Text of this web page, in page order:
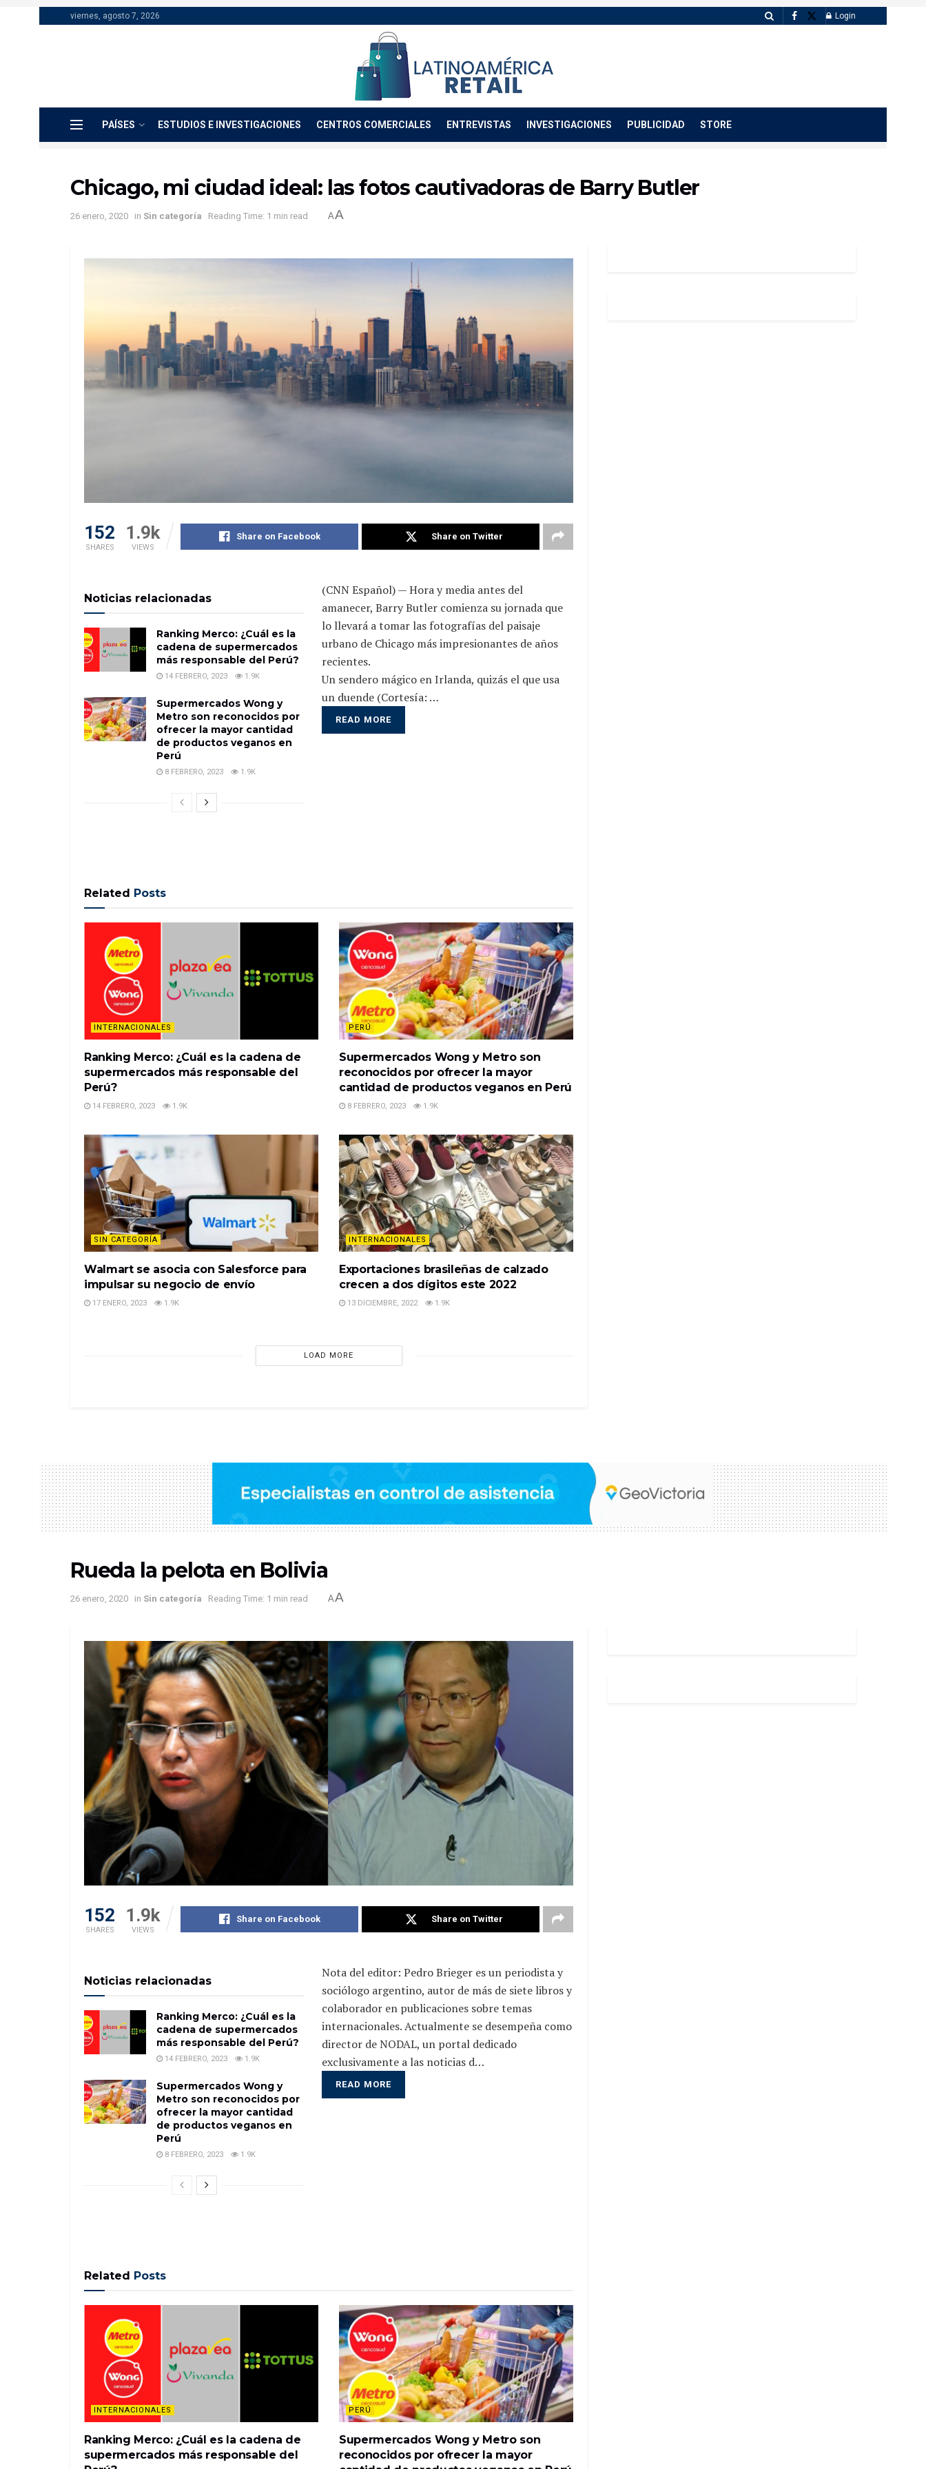
viernes, agosto 7, 2026 Login
PAÍSES ESTUDIOS E INVESTIGACIONES CENTROS COMERCIALES ENTREVISTAS INVESTIGACIONES PUBLICIDAD STORE
Chicago, mi ciudad ideal: las fotos cautivadoras de Barry Butler
26 enero, 2020 in Sin categoría Reading Time: 1 min read AA
152
SHARES
1.9k
VIEWS
Share on Facebook Share on Twitter
Noticias relacionadas
Ranking Merco: ¿Cuál es la
cadena de supermercados
más responsable del Perú?
14 FEBRERO, 2023 1.9K
Supermercados Wong y
Metro son reconocidos por
ofrecer la mayor cantidad
de productos veganos en
Perú
8 FEBRERO, 2023 1.9K
(CNN Español) — Hora y media antes del
amanecer, Barry Butler comienza su jornada que
lo llevará a tomar las fotografías del paisaje
urbano de Chicago más impresionantes de años
recientes.
Un sendero mágico en Irlanda, quizás el que usa
un duende (Cortesía: …
READ MORE
Related Posts
INTERNACIONALES
Ranking Merco: ¿Cuál es la cadena de
supermercados más responsable del
Perú?
14 FEBRERO, 2023 1.9K
PERÚ
Supermercados Wong y Metro son
reconocidos por ofrecer la mayor
cantidad de productos veganos en Perú
8 FEBRERO, 2023 1.9K
SIN CATEGORÍA
Walmart se asocia con Salesforce para
impulsar su negocio de envío
17 ENERO, 2023 1.9K
INTERNACIONALES
Exportaciones brasileñas de calzado
crecen a dos dígitos este 2022
13 DICIEMBRE, 2022 1.9K
LOAD MORE
Rueda la pelota en Bolivia
26 enero, 2020 in Sin categoría Reading Time: 1 min read AA
152
SHARES
1.9k
VIEWS
Share on Facebook Share on Twitter
Noticias relacionadas
Ranking Merco: ¿Cuál es la
cadena de supermercados
más responsable del Perú?
14 FEBRERO, 2023 1.9K
Supermercados Wong y
Metro son reconocidos por
ofrecer la mayor cantidad
de productos veganos en
Perú
8 FEBRERO, 2023 1.9K
Nota del editor: Pedro Brieger es un periodista y
sociólogo argentino, autor de más de siete libros y
colaborador en publicaciones sobre temas
internacionales. Actualmente se desempeña como
director de NODAL, un portal dedicado
exclusivamente a las noticias d…
READ MORE
Related Posts
INTERNACIONALES
Ranking Merco: ¿Cuál es la cadena de
supermercados más responsable del
PERÚ
Supermercados Wong y Metro son
reconocidos por ofrecer la mayor